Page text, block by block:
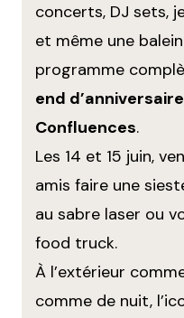
concerts, DJ sets,
et même une
programme
end d’anniversaire
Confluences.
Les 14 et 15 juin,
amis faire une
au sabre laser ou
food truck.
À l’extérieur
comme de nuit,